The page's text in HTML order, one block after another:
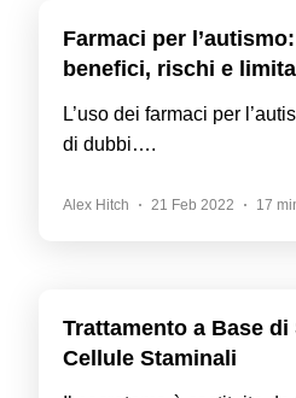
Farmaci per
benefici, rischi e
L’uso dei farmaci per
di dubbi….
Alex Hitch 21 Feb 2022 17
Trattamento a Base di
Cellule Staminali